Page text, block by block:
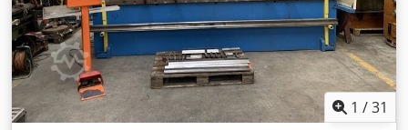
4.200 mm Širina: 1.680 mm Visina: 2.750 mm Težina: 9.500
kg Svaki cilindar s posebnim servomotorom i pumpom 4
osi (Y1, Y2, X i R) CNC upravljanje SKY 22 - Full HD grafički
zaslon 21,5" sa 2D i 3D prikazom programiranog obratka -
Intuitivni touch-screen za upravljanje (jednostavno crtanje
konture savijanja prstom) - Jednostavno programiranje
kroz dijalog u 2D ili 3D modu - 2D i 3D simulacija procesa
1 /31